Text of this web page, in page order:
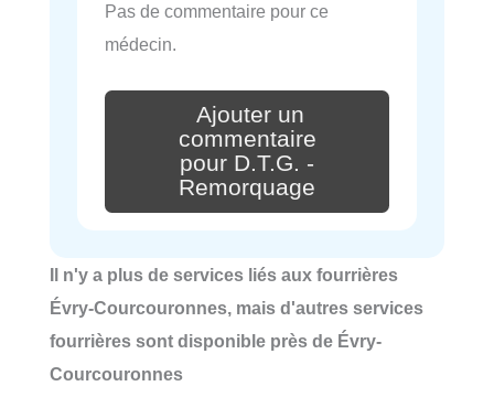
Pas de commentaire pour ce
médecin.
Ajouter un
commentaire
pour D.T.G. -
Remorquage
Il n'y a plus de services liés aux fourrières
Évry-Courcouronnes, mais d'autres services
fourrières sont disponible près de Évry-
Courcouronnes